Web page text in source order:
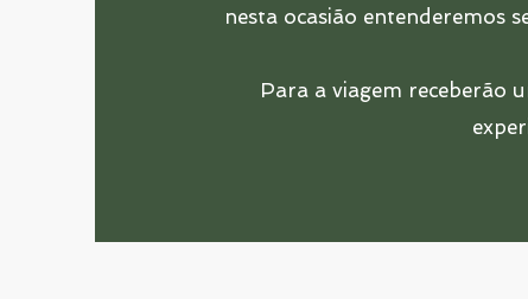
nesta ocasião entenderemos
Para a viagem receberão